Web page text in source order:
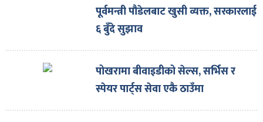
पूर्वमन्त्री पौडेलबाट खुसी व्यक्त, सरकारलाई
६ बुँदे सुझाव
पोखरामा बीवाइडीको सेल्स, सर्भिस र
स्पेयर पार्ट्स सेवा एकै ठाउँमा